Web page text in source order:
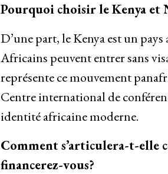
Pourquoi choisir le Kenya et
D’une part, le Kenya est un
Africains peuvent entrer sans
représente ce mouvement
Centre international de
identité africaine moderne.
Comment s’articulera-t-elle
financerez-vous?